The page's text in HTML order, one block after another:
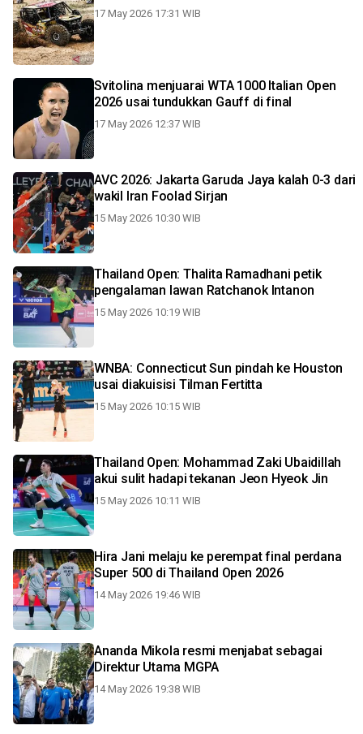
17 May 2026 17:31 WIB
Svitolina menjuarai WTA 1000 Italian Open
2026 usai tundukkan Gauff di final
17 May 2026 12:37 WIB
AVC 2026: Jakarta Garuda Jaya kalah 0-3 dari
wakil Iran Foolad Sirjan
15 May 2026 10:30 WIB
Thailand Open: Thalita Ramadhani petik
pengalaman lawan Ratchanok Intanon
15 May 2026 10:19 WIB
WNBA: Connecticut Sun pindah ke Houston
usai diakuisisi Tilman Fertitta
15 May 2026 10:15 WIB
Thailand Open: Mohammad Zaki Ubaidillah
akui sulit hadapi tekanan Jeon Hyeok Jin
15 May 2026 10:11 WIB
Hira Jani melaju ke perempat final perdana
Super 500 di Thailand Open 2026
14 May 2026 19:46 WIB
Ananda Mikola resmi menjabat sebagai
Direktur Utama MGPA
14 May 2026 19:38 WIB